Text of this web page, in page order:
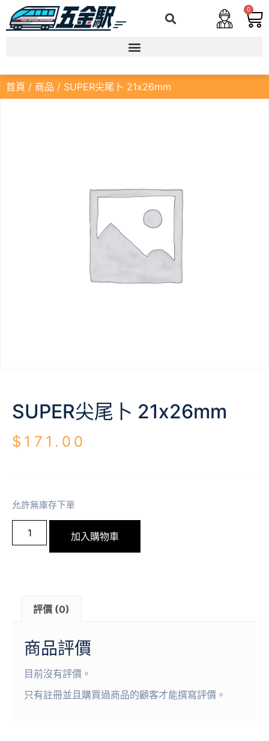
0
首頁 / 商品 / SUPER尖尾卜 21x26mm
SUPER尖尾卜 21x26mm
$ 171.00
允許無庫存下單
加入購物車
評價 (0)
商品評價
目前沒有評價。
只有註冊並且購買過商品的顧客才能撰寫評價。